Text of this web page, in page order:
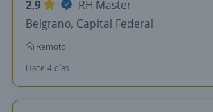
2,9
RH Master
Belgrano, Capital Federal
Remoto
Hace 4 días